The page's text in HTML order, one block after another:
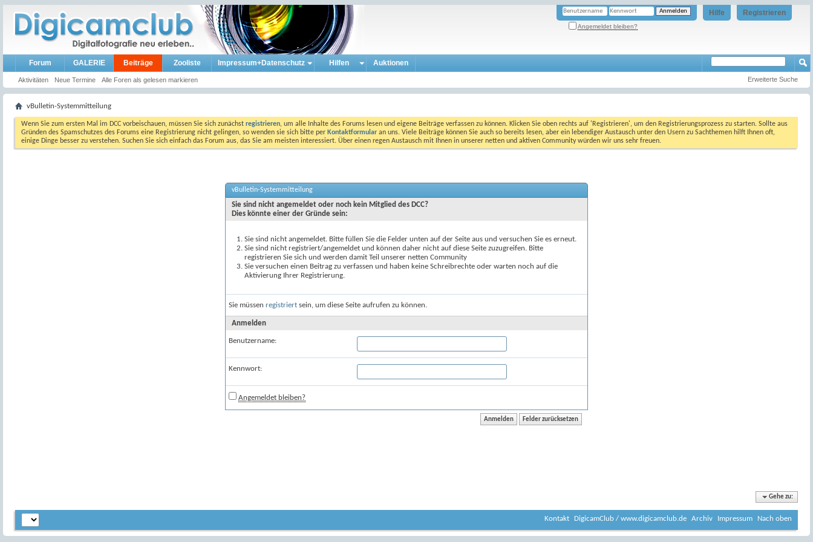
Registrieren
Hilfe
Angemeldet bleiben?
Forum GALERIE Beiträge
Aktivitäten Neue Termine Alle Foren als gelesen markieren
Zooliste Impressum+Datenschutz Hilfen Auktionen
Erweiterte Suche
vBulletin-Systemmitteilung
Wenn Sie zum ersten Mal im DCC vorbeischauen, müssen Sie sich zunächst registrieren, um alle Inhalte des Forums lesen und eigene Beiträge verfassen zu können. Klicken Sie oben rechts auf 'Registrieren', um den Registrierungsprozess zu starten. Sollte aus
Gründen des Spamschutzes des Forums eine Registrierung nicht gelingen, so wenden sie sich bitte per Kontaktformular an uns. Viele Beiträge können Sie auch so bereits lesen, aber ein lebendiger Austausch unter den Usern zu Sachthemen hilft Ihnen oft,
einige Dinge besser zu verstehen. Suchen Sie sich einfach das Forum aus, das Sie am meisten interessiert. Über einen regen Austausch mit Ihnen in unserer netten und aktiven Community würden wir uns sehr freuen.
vBulletin-Systemmitteilung
Sie sind nicht angemeldet oder noch kein Mitglied des DCC?
Dies könnte einer der Gründe sein:
Sie sind nicht angemeldet. Bitte füllen Sie die Felder unten auf der Seite aus und versuchen Sie es erneut.
Sie sind nicht registriert/angemeldet und können daher nicht auf diese Seite zuzugreifen. Bitte
registrieren Sie sich und werden damit Teil unserer netten Community
Sie versuchen einen Beitrag zu verfassen und haben keine Schreibrechte oder warten noch auf die
Aktivierung Ihrer Registrierung.
Sie müssen registriert sein, um diese Seite aufrufen zu können.
Anmelden
Benutzername:
Kennwort:
Angemeldet bleiben?
Gehe zu:
Kontakt DigicamClub / www.digicamclub.de Archiv Impressum Nach oben